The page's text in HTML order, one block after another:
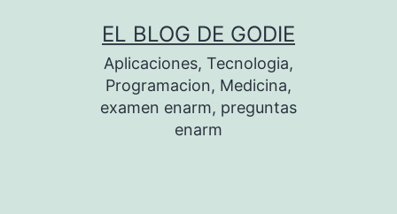
EL BLOG DE GODIE
Aplicaciones, Tecnologia,
Programacion, Medicina,
examen enarm, preguntas
enarm